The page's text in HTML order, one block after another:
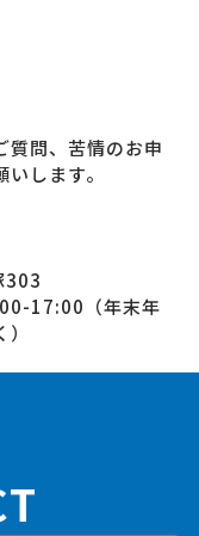
質問、苦情のお申
します。
303
17:00（年末年